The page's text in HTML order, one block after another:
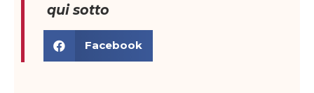
qui sotto
Facebook